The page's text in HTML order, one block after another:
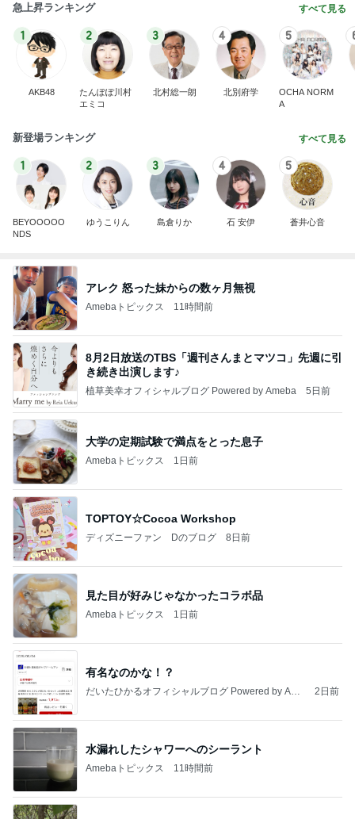
急上昇ランキング すべて見る
1
AKB48
2
たんぽぽ川村
エミコ
3
北村総一朗
4
北別府学
5
OCHA NORM
A
新登場ランキング すべて見る
1
BEYOOOOO
NDS
2
ゆうこりん
3
島倉りか
4
石 安伊
5
蒼井心音
アレク 怒った妹からの数ヶ月無視
Amebaトピックス 11時間前
8月2日放送のTBS「週刊さんまとマツコ」先週に引
き続き出演します♪
植草美幸オフィシャルブログ Powered by Ameba 5日前
大学の定期試験で満点をとった息子
Amebaトピックス 1日前
TOPTOY☆Cocoa Workshop
ディズニーファン Dのブログ 8日前
見た目が好みじゃなかったコラボ品
Amebaトピックス 1日前
有名なのかな！？
だいたひかるオフィシャルブログ Powered by Ame
2日前
水漏れしたシャワーへのシーラント
Amebaトピックス 11時間前